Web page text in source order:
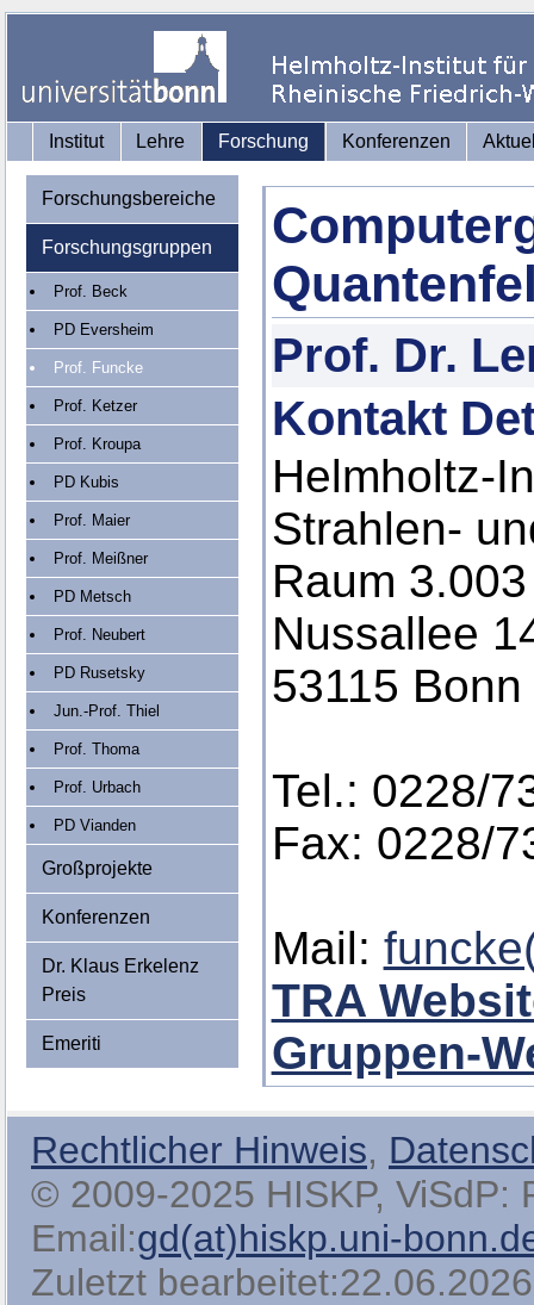
Institut Lehre Forschung Konferenzen
Forschungsbereiche
Forschungsgruppen
Prof. Beck
PD Eversheim
Prof. Funcke
Prof. Ketzer
Prof. Kroupa
PD Kubis
Prof. Maier
Prof. Meißner
PD Metsch
Prof. Neubert
PD Rusetsky
Jun.-Prof. Thiel
Prof. Thoma
Prof. Urbach
PD Vianden
Großprojekte
Konferenzen
Dr. Klaus Erkelenz
Preis
Emeriti
Prof. Dr.
Kontakt
Helmholtz-
Strahlen-
Raum 3.003
Nussallee
53115 Bonn
Tel.: 0228/
Fax: 0228/
Mail:
TRA
Gruppen-
Rechtlicher Hinweis,
© 2009-2025 HISKP, ViSdP:
Email:gd(at)hiskp.uni-
Zuletzt